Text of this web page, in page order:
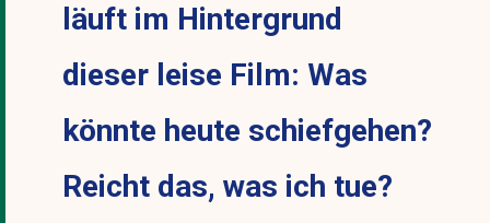
läuft im Hintergrund
dieser leise Film: Was
könnte heute schiefgehen?
Reicht das, was ich tue?